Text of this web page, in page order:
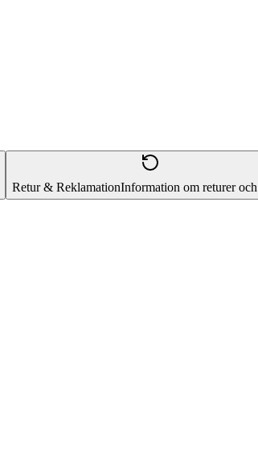
Retur & ReklamationInformation om returer